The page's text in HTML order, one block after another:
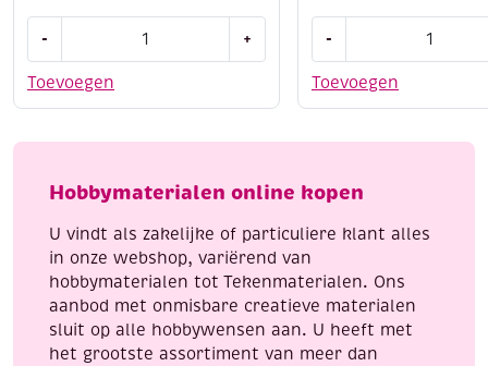
Toevoegen
-
do
-
flowers
+
Toevoegen
-
set
mix
Hobbymaterialen online kopen
U vindt als zakelijke of particuliere klant alles
in onze webshop, variërend van
hobbymaterialen tot Tekenmaterialen. Ons
aanbod met onmisbare creatieve materialen
sluit op alle hobbywensen aan. U heeft met
het grootste assortiment van meer dan